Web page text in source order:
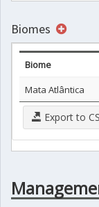
Biomes
Biome
Mata Atlântica
Export to